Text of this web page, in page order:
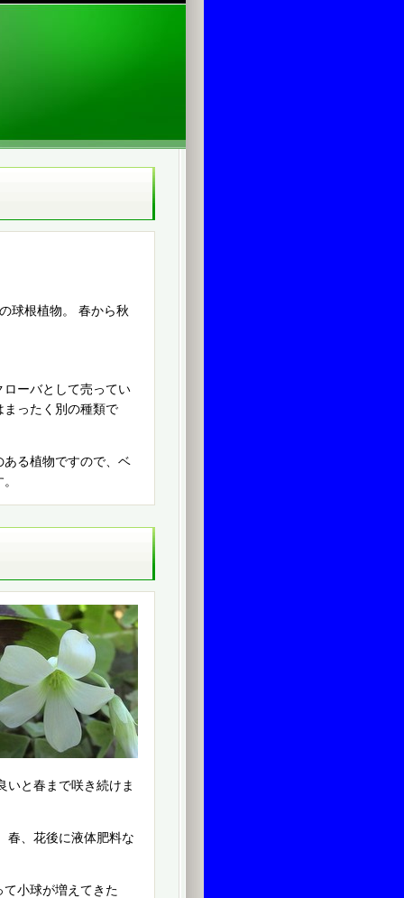
球根植物。 春から秋
ーバとして売ってい
ったく別の種類で
る植物ですので、ベ
いと春まで咲き続けま
春、花後に液体肥料な
小球が増えてきた